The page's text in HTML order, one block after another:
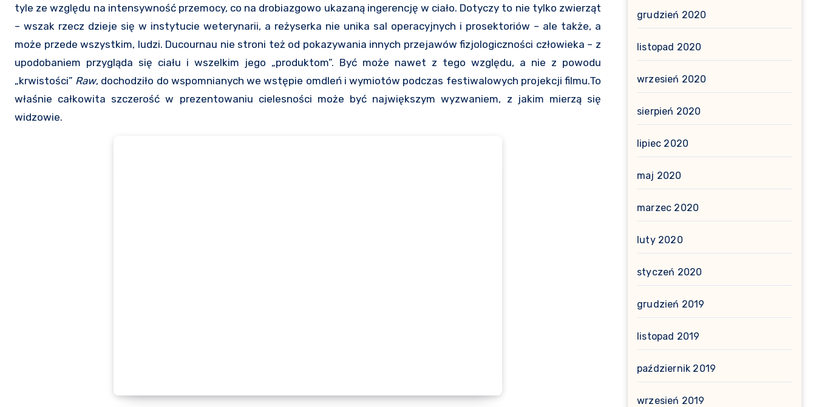
tyle ze względu na intensywność przemocy, co na drobiazgowo ukazaną ingerencję w ciało. Dotyczy to nie tylko zwierząt
– wszak rzecz dzieje się w instytucie weterynarii, a reżyserka nie unika sal operacyjnych i prosektoriów – ale także, a
może przede wszystkim, ludzi. Ducournau nie stroni też od pokazywania innych przejawów fizjologiczności człowieka – z
upodobaniem przygląda się ciału i wszelkim jego „produktom”. Być może nawet z tego względu, a nie z powodu
„krwistości” Raw, dochodziło do wspomnianych we wstępie omdleń i wymiotów podczas festiwalowych projekcji filmu.To
właśnie całkowita szczerość w prezentowaniu cielesności może być największym wyzwaniem, z jakim mierzą się
widzowie.
grudzień 2020
listopad 2020
wrzesień 2020
sierpień 2020
lipiec 2020
maj 2020
marzec 2020
luty 2020
styczeń 2020
grudzień 2019
listopad 2019
październik 2019
wrzesień 2019